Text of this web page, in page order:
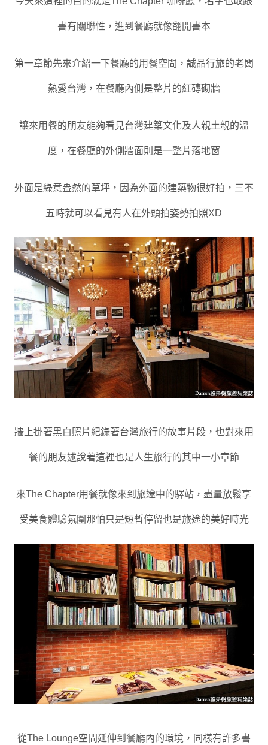
書有關聯性 ， 進到餐廳就像翻開書本
第一章節先來介紹一下餐廳的用餐空間 ，誠品行旅的老闆
熱愛台灣 ， 在餐廳內側是整片的紅磚砌牆
讓來用餐的朋友能夠看見台灣建築文化及人親土親的溫
度，在餐廳的外側牆面則是一整片落地窗
外面是綠意盎然的草坪，因為外面的建築物很好拍 ， 三不
五時就可以看見有人在外頭拍姿勢拍照XD
牆上掛著黑白照片紀錄著台灣旅行的故事片段，也對來用
餐的朋友述說著這裡也是人生旅行的其中一小章節
來The Chapter用餐就像來到旅途中的驛站 ，盡量放鬆享
受美食體驗氛圍那怕只是短暫停留也是旅途的美好時光
從The Lounge空間延伸到餐廳內的環境 ， 同樣有許多書